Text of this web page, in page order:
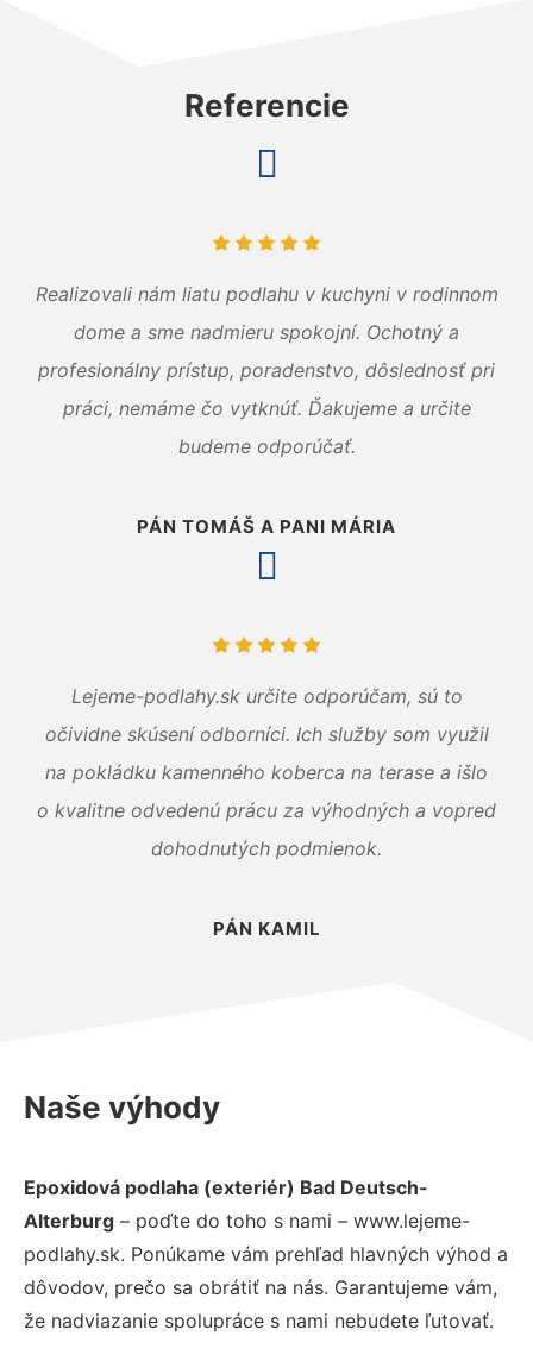
Referencie
Realizovali nám liatu podlahu v kuchyni v rodinnom
dome a sme nadmieru spokojní. Ochotný a
profesionálny prístup, poradenstvo, dôslednosť pri
práci, nemáme čo vytknúť. Ďakujeme a určite
budeme odporúčať.
PÁN TOMÁŠ A PANI MÁRIA
Lejeme-podlahy.sk určite odporúčam, sú to
očividne skúsení odborníci. Ich služby som využil
na pokládku kamenného koberca na terase a išlo
o kvalitne odvedenú prácu za výhodných a vopred
dohodnutých podmienok.
PÁN KAMIL
Naše výhody
Epoxidová podlaha (exteriér) Bad Deutsch-
Alterburg – poďte do toho s nami – www.lejeme-
podlahy.sk. Ponúkame vám prehľad hlavných výhod a
dôvodov, prečo sa obrátiť na nás. Garantujeme vám,
že nadviazanie spolupráce s nami nebudete ľutovať.